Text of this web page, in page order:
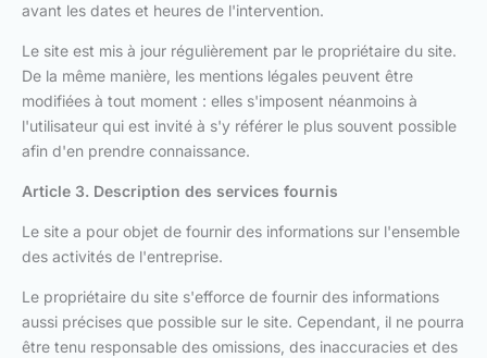
avant les dates et heures de l'intervention.
Le site est mis à jour régulièrement par le propriétaire du site.
De la même manière, les mentions légales peuvent être
modifiées à tout moment : elles s'imposent néanmoins à
l'utilisateur qui est invité à s'y référer le plus souvent possible
afin d'en prendre connaissance.
Article 3. Description des services fournis
Le site a pour objet de fournir des informations sur l'ensemble
des activités de l'entreprise.
Le propriétaire du site s'efforce de fournir des informations
aussi précises que possible sur le site. Cependant, il ne pourra
être tenu responsable des omissions, des inaccuracies et des